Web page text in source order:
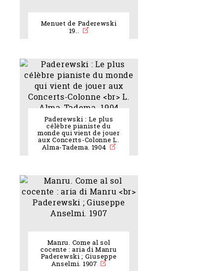
Menuet de Paderewski
19..
Paderewski : Le plus
célèbre pianiste du
monde qui vient de jouer
aux Concerts-Colonne L.
Alma-Tadema. 1904
Manru. Come al sol
cocente : aria di Manru
Paderewski ; Giuseppe
Anselmi. 1907